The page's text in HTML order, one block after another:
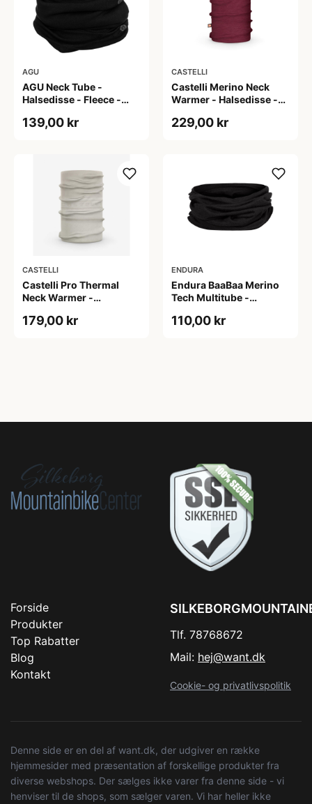
AGU
AGU Neck Tube -
Halsedisse - Fleece -
139,00 kr
CASTELLI
Castelli Merino Neck
Warmer - Halsedisse -
229,00 kr
CASTELLI
Castelli Pro Thermal
Neck Warmer -
179,00 kr
ENDURA
Endura BaaBaa Merino
Tech Multitube -
One size
110,00 kr
Forside
Produkter
Top Rabatter
Blog
Kontakt
Tlf. 78768672
Mail: hej@want.dk
Cookie- og privatlivspolitik
Denne side er en del af want.dk, der udgiver en række
hjemmesider med præsentation af forskellige produkter fra
diverse webshops. Der sælges ikke varer fra denne side - vi
henviser til de shops, som sælger varen. Vi har heller ikke